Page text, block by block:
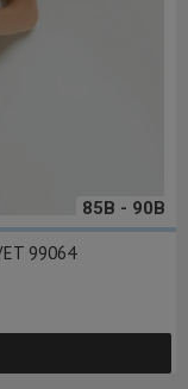
85B - 90B
99064